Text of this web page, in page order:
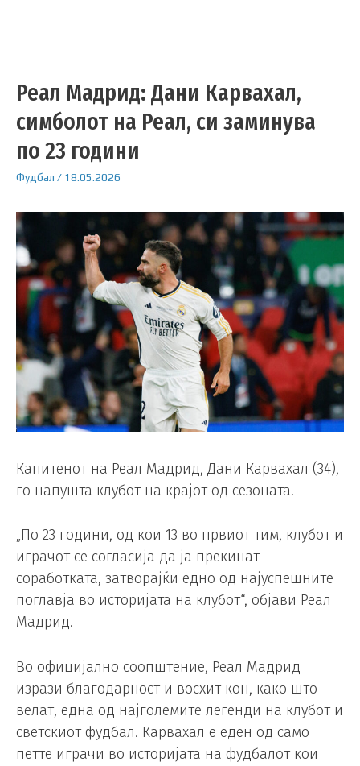
Реал Мадрид: Дани Карвахал,
симболот на Реал, си заминува
по 23 години
Фудбал / 18.05.2026
Капитенот на Реал Мадрид, Дани Карвахал (34),
го напушта клубот на крајот од сезоната.
„По 23 години, од кои 13 во првиот тим, клубот и
играчот се согласија да ја прекинат
соработката, затворајќи едно од најуспешните
поглавја во историјата на клубот“, објави Реал
Мадрид.
Во официјално соопштение, Реал Мадрид
изрази благодарност и восхит кон, како што
велат, една од најголемите легенди на клубот и
светскиот фудбал. Карвахал е еден од само
петте играчи во историјата на фудбалот кои